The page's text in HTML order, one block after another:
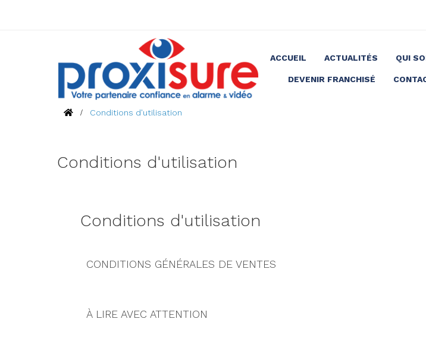
ACCUEIL ACTUALITÉS QUI
DEVENIR FRANCHISÉ
Conditions d'utilisation
Conditions d'utilisation
Conditions d'utilisation
CONDITIONS GÉNÉRALES DE VENTES
À LIRE AVEC ATTENTION